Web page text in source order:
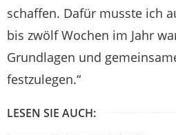
schaffen. Dafür musste ich
bis zwölf Wochen im Jahr
Grundlagen und
festzulegen.“
LESEN SIE AUCH: